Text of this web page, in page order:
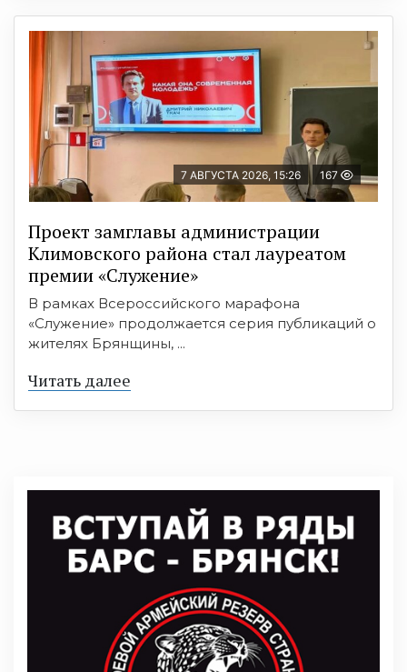
7 АВГУСТА 2026, 15:26 167
Проект замглавы администрации
Климовского района стал лауреатом
премии «Служение»
В рамках Всероссийского марафона
«Служение» продолжается серия публикаций о
жителях Брянщины, ...
Читать далее